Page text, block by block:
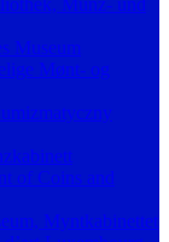
Münz- und
Museum
Mønt- og
of Coins and
Myntkabinettet